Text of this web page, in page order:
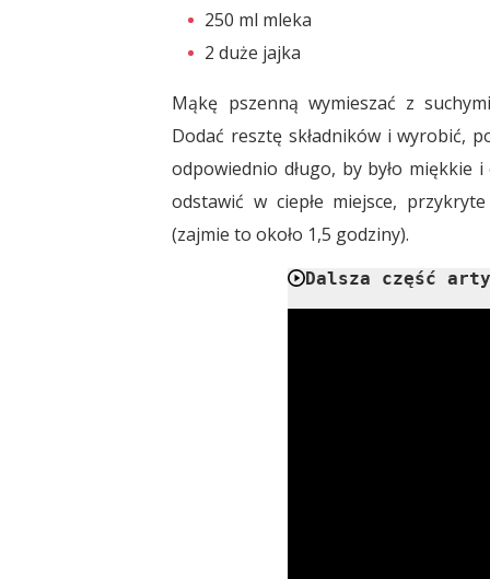
250 ml mleka
2 duże jajka
Mąkę pszenną wymieszać z
Dodać resztę składników i wyrobić,
odpowiednio długo, by było miękkie
odstawić w ciepłe miejsce,
(zajmie to około 1,5 godziny).
Dalsza część